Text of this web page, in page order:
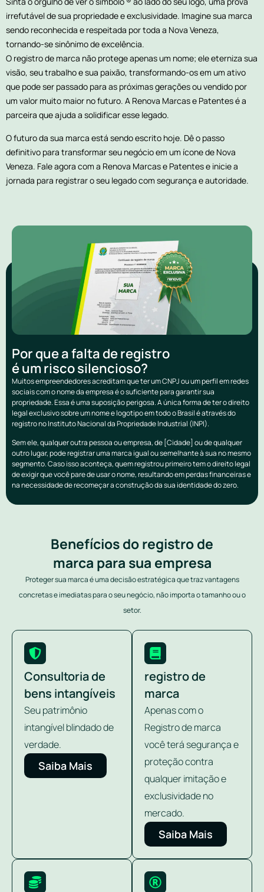
irrefutável de sua propriedade e exclusividade. Imagine sua marca
sendo reconhecida e respeitada por toda a Nova Veneza,
tornando-se sinônimo de excelência.
O registro de marca não protege apenas um nome; ele eterniza sua
visão, seu trabalho e sua paixão, transformando-os em um ativo
que pode ser passado para as próximas gerações ou vendido por
um valor muito maior no futuro. A Renova Marcas e Patentes é a
parceira que ajuda a solidificar esse legado.
O futuro da sua marca está sendo escrito hoje. Dê o passo
definitivo para transformar seu negócio em um ícone de Nova
Veneza. Fale agora com a Renova Marcas e Patentes e inicie a
jornada para registrar o seu legado com segurança e autoridade.
Por que a falta de registro
é um risco silencioso?
Muitos empreendedores acreditam que ter um CNPJ ou um perfil em redes
sociais com o nome da empresa é o suficiente para garantir sua
propriedade. Essa é uma suposição perigosa. A única forma de ter o direito
legal exclusivo sobre um nome e logotipo em todo o Brasil é através do
registro no Instituto Nacional da Propriedade Industrial (INPI).
Sem ele, qualquer outra pessoa ou empresa, de [Cidade] ou de qualquer
outro lugar, pode registrar uma marca igual ou semelhante à sua no mesmo
segmento. Caso isso aconteça, quem registrou primeiro tem o direito legal
de exigir que você pare de usar o nome, resultando em perdas financeiras e
na necessidade de recomeçar a construção da sua identidade do zero.
Benefícios do registro de
marca para sua empresa
Proteger sua marca é uma decisão estratégica que traz vantagens
concretas e imediatas para o seu negócio, não importa o tamanho ou o
setor.
Consultoria de
bens intangíveis
Seu patrimônio
intangível blindado de
verdade.
Saiba Mais
registro de
marca
Apenas com o
Registro de marca
você terá segurança e
proteção contra
qualquer imitação e
exclusividade no
mercado.
Saiba Mais